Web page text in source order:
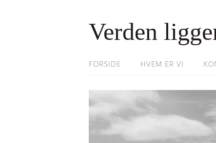
Verden
FORSIDE HVEM ER VI